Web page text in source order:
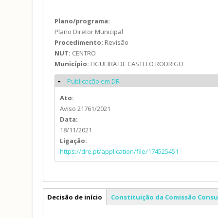
Plano/programa:
Plano Diretor Municipal
Procedimento: Revisão
NUT: CENTRO
Município: FIGUEIRA DE CASTELO RODRIGO
Ocultar
Publicação em DR
Ato:
Aviso 21761/2021
Data:
18/11/2021
Ligação:
https://dre.pt/application/file/174525451
PDM
Decisão de início Constituição da Comissão